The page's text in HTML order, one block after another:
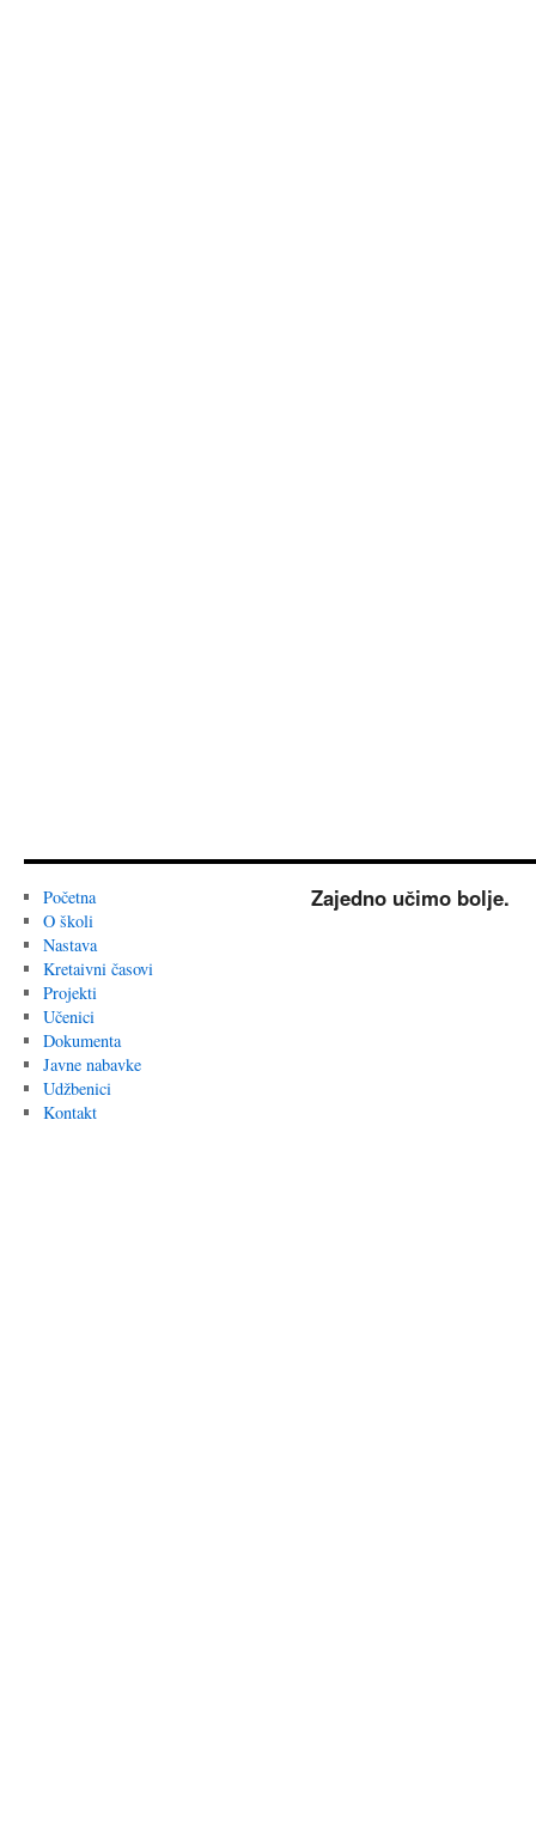
Početna
O školi
Nastava
Kretaivni časovi
Projekti
Učenici
Dokumenta
Javne nabavke
Udžbenici
Kontakt
Zajedno učimo bolje.